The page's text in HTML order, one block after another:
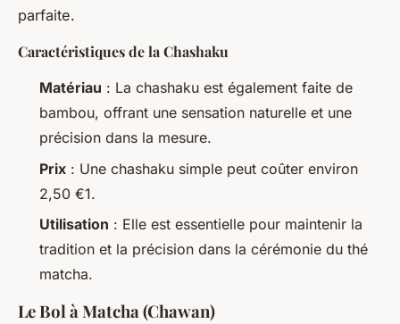
parfaite.
Caractéristiques de la Chashaku
Matériau : La chashaku est également faite de
bambou, offrant une sensation naturelle et une
précision dans la mesure.
Prix : Une chashaku simple peut coûter environ
2,50 €1.
Utilisation : Elle est essentielle pour maintenir la
tradition et la précision dans la cérémonie du thé
matcha.
Le Bol à Matcha (Chawan)